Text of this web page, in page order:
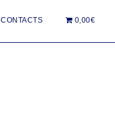
CONTACTS 0,00€